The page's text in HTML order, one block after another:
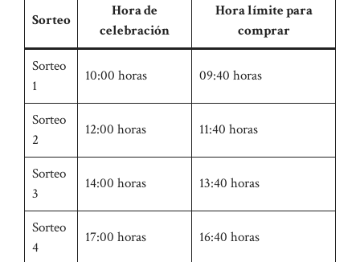
Sorteo
Hora de
celebración
Hora límite para
comprar
Sorteo
1
10:00 horas 09:40 horas
Sorteo
2
12:00 horas 11:40 horas
Sorteo
3
14:00 horas 13:40 horas
Sorteo
4
17:00 horas 16:40 horas